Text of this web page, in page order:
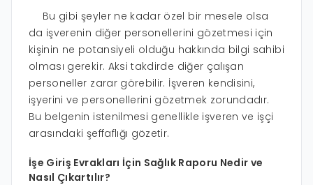
Bu gibi şeyler ne kadar özel bir mesele olsa
da işverenin diğer personellerini gözetmesi için
kişinin ne potansiyeli olduğu hakkında bilgi sahibi
olması gerekir. Aksi takdirde diğer çalışan
personeller zarar görebilir. İşveren kendisini,
işyerini ve personellerini gözetmek zorundadır.
Bu belgenin istenilmesi genellikle işveren ve işçi
arasındaki şeffaflığı gözetir.
İşe Giriş Evrakları İçin Sağlık Raporu Nedir ve
Nasıl Çıkartılır?